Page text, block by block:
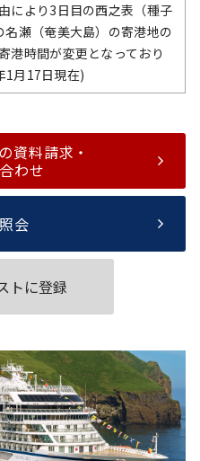
により3日目の西之表（種子
名瀬（奄美大島）の寄港地の
港時間が変更となっており
1月17日現在)
資料請求・
わせ
会
トに登録